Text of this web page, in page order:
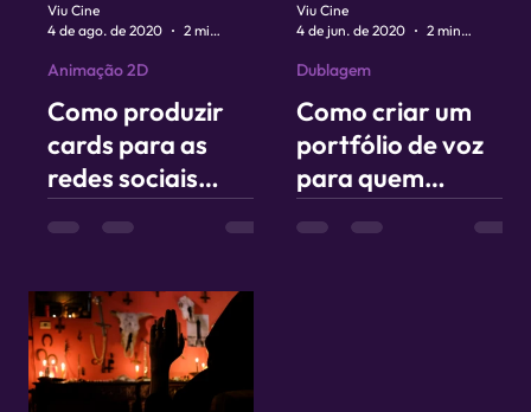
Como produzir
cards para as
redes sociais
celular?
Animação 2D
Viu Cine
4 de ago. de 2020
2 min de leitura
Como criar um
portfólio de voz
para quem
dublagem e voz
Dublagem
Viu Cine
4 de jun. de 2020
2 min de leitura